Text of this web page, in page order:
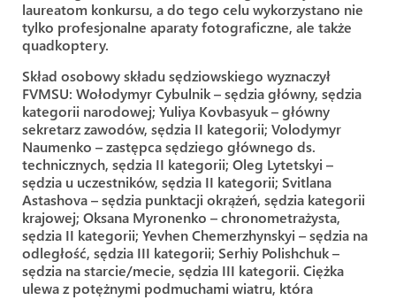
laureatom konkursu, a do tego celu wykorzystano nie
tylko profesjonalne aparaty fotograficzne, ale także
quadkoptery.
Skład osobowy składu sędziowskiego wyznaczył
FVMSU: Wołodymyr Cybulnik – sędzia główny, sędzia
kategorii narodowej; Yuliya Kovbasyuk – główny
sekretarz zawodów, sędzia II kategorii; Volodymyr
Naumenko – zastępca sędziego głównego ds.
technicznych, sędzia II kategorii; Oleg Lytetskyi –
sędzia u uczestników, sędzia II kategorii; Svitlana
Astashova – sędzia punktacji okrążeń, sędzia kategorii
krajowej; Oksana Myronenko – chronometrażysta,
sędzia II kategorii; Yevhen Chemerzhynskyi – sędzia na
odległość, sędzia III kategorii; Serhiy Polishchuk –
sędzia na starcie/mecie, sędzia III kategorii. Ciężka
ulewa z potężnymi podmuchami wiatru, która